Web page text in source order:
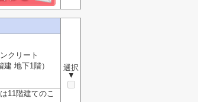
選択
▼
クリート
建 地下1階）
11階建てのこ